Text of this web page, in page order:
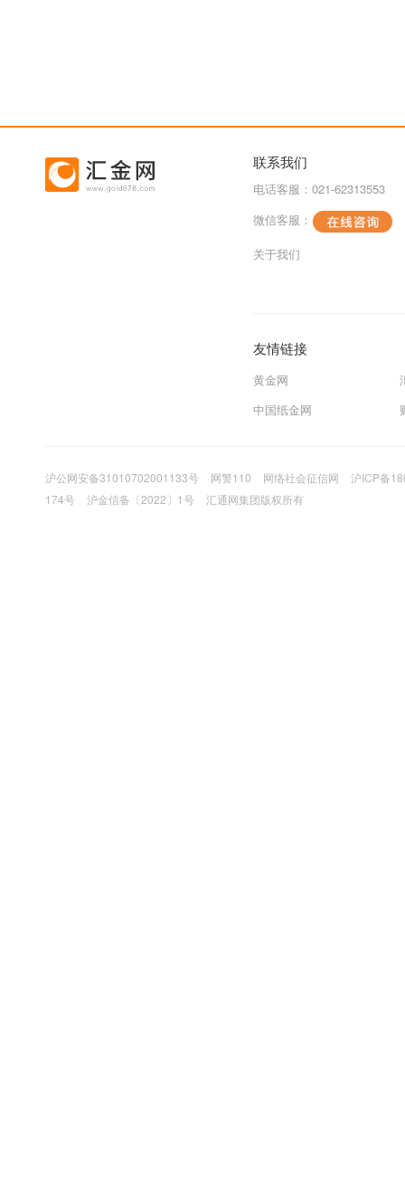
联系我们
电话客服：021-62313553
微信客服：
关于我们
友情链接
黄金网
中国纸金网
沪公网安备31010702001133号 网警110 网络社会征信网
沪ICP备
174号
沪金信备〔2022〕1号 汇通网集团版权所有